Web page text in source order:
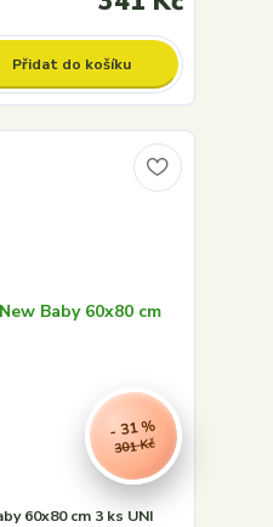
Přidat do košíku
301 Kč
- 31 %
60x80 cm 3 ks UNI